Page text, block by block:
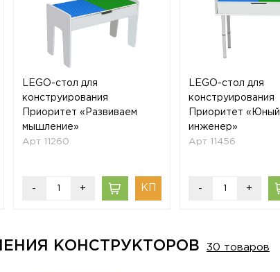
LEGO-стол для
конструирования
Приоритет «Развиваем
мышление»
Арт 11260
- +
LEGO-стол для
конструирования
Приоритет «Юный
инженер»
Арт 11456
- +
КОНСТРУКТОРОВ 30 товаров